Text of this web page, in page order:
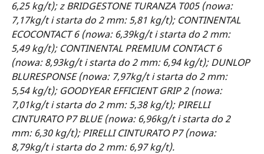
6,25 kg/t); z BRIDGESTONE TURANZA T005 (nowa:
7,17kg/t i starta do 2 mm: 5,81 kg/t); CONTINENTAL
ECOCONTACT 6 (nowa: 6,39kg/t i starta do 2 mm:
5,49 kg/t); CONTINENTAL PREMIUM CONTACT 6
(nowa: 8,93kg/t i starta do 2 mm: 6,94 kg/t); DUNLOP
BLURESPONSE (nowa: 7,97kg/t i starta do 2 mm:
5,54 kg/t); GOODYEAR EFFICIENT GRIP 2 (nowa:
7,01kg/t i starta do 2 mm: 5,38 kg/t); PIRELLI
CINTURATO P7 BLUE (nowa: 6,96kg/t i starta do 2
mm: 6,30 kg/t); PIRELLI CINTURATO P7 (nowa:
8,79kg/t i starta do 2 mm: 6,97 kg/t).